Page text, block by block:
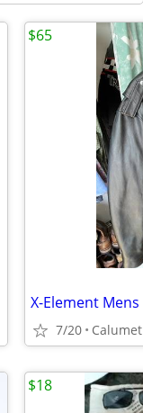
7/20 Calumet
$65
$18